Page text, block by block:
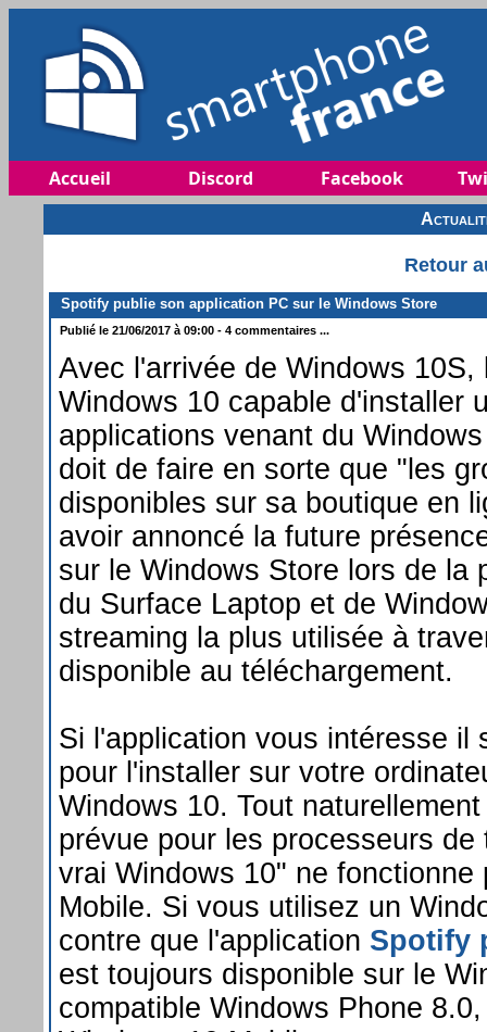
Accueil Discord Facebook
Retour
Spotify publie son application PC sur le Windows Store
Publié le 21/06/2017 à 09:00 - 4 commentaires ...
Avec l'arrivée de Windows
Windows 10 capable d'installer
applications venant du
doit de faire en sorte que "les
disponibles sur sa boutique en
avoir annoncé la future
sur le Windows Store lors de la
du Surface Laptop et de
streaming la plus utilisée à
disponible au téléchargement.
Si l'application vous intéresse il
pour l'installer sur votre
Windows 10. Tout
prévue pour les processeurs
vrai Windows 10" ne fonctionne
Mobile. Si vous utilisez un
contre que l'application Spotify
est toujours disponible sur le
compatible Windows Phone